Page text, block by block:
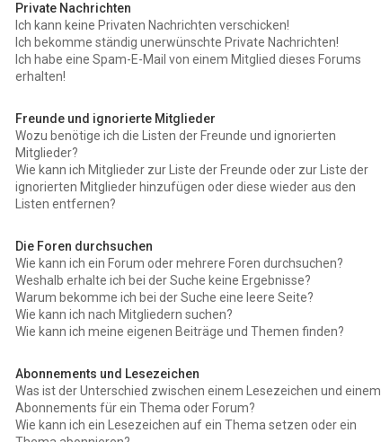
Private Nachrichten
Ich kann keine Privaten Nachrichten verschicken!
Ich bekomme ständig unerwünschte Private Nachrichten!
Ich habe eine Spam-E-Mail von einem Mitglied dieses Forums
erhalten!
Freunde und ignorierte Mitglieder
Wozu benötige ich die Listen der Freunde und ignorierten
Mitglieder?
Wie kann ich Mitglieder zur Liste der Freunde oder zur Liste der
ignorierten Mitglieder hinzufügen oder diese wieder aus den
Listen entfernen?
Die Foren durchsuchen
Wie kann ich ein Forum oder mehrere Foren durchsuchen?
Weshalb erhalte ich bei der Suche keine Ergebnisse?
Warum bekomme ich bei der Suche eine leere Seite?
Wie kann ich nach Mitgliedern suchen?
Wie kann ich meine eigenen Beiträge und Themen finden?
Abonnements und Lesezeichen
Was ist der Unterschied zwischen einem Lesezeichen und einem
Abonnements für ein Thema oder Forum?
Wie kann ich ein Lesezeichen auf ein Thema setzen oder ein